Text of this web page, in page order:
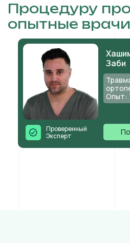
Процедуру
опытные врачи
Проверенный
Эксперт
Заби
Опыт: